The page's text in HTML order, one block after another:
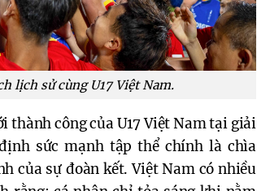
lịch sử cùng U17 Việt Nam.
thành công của U17 Việt Nam tại giải
sức mạnh tập thể chính là chìa
của sự đoàn kết. Việt Nam có nhiều